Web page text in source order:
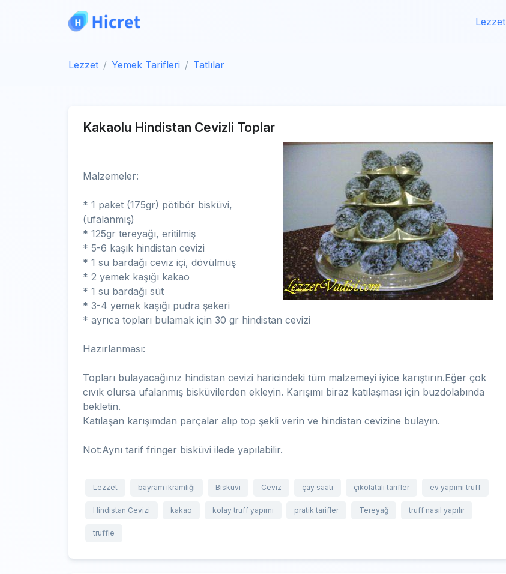
Lezzet
Lezzet Yemek Tarifleri Tatlılar
Kakaolu Hindistan Cevizli Toplar
Malzemeler:
* 1 paket (175gr) pötibör bisküvi,
(ufalanmış)
* 125gr tereyağı, eritilmiş
* 5-6 kaşık hindistan cevizi
* 1 su bardağı ceviz içi, dövülmüş
* 2 yemek kaşığı kakao
* 1 su bardağı süt
* 3-4 yemek kaşığı pudra şekeri
* ayrıca topları bulamak için 30 gr hindistan cevizi
Hazırlanması:
Topları bulayacağınız hindistan cevizi haricindeki tüm malzemeyi iyice karıştırın.Eğer çok
cıvık olursa ufalanmış bisküvilerden ekleyin. Karışımı biraz katılaşması için buzdolabında
bekletin.
Katılaşan karışımdan parçalar alıp top şekli verin ve hindistan cevizine bulayın.
Not:Aynı tarif fringer bisküvi ilede yapılabilir.
Lezzet bayram ikramlığı Bisküvi Ceviz çay saati çikolatalı tarifler ev yapımı truff
Hindistan Cevizi kakao kolay truff yapımı pratik tarifler Tereyağ truff nasıl yapılır
truffle